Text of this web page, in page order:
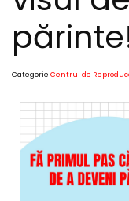
Categorie Centrul de